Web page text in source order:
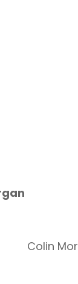
Colin